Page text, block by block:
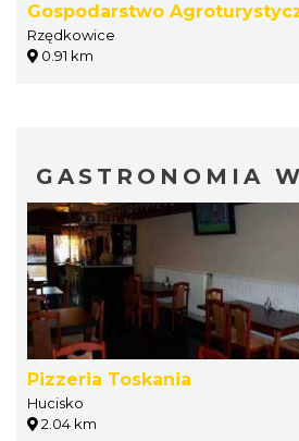
Gospodarstwo
Rzędkowice
0.91 km
GASTRONOMIA
Pizzeria Toskania
Hucisko
2.04 km